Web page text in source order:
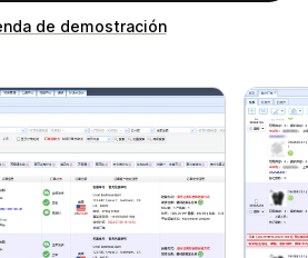
de demostración